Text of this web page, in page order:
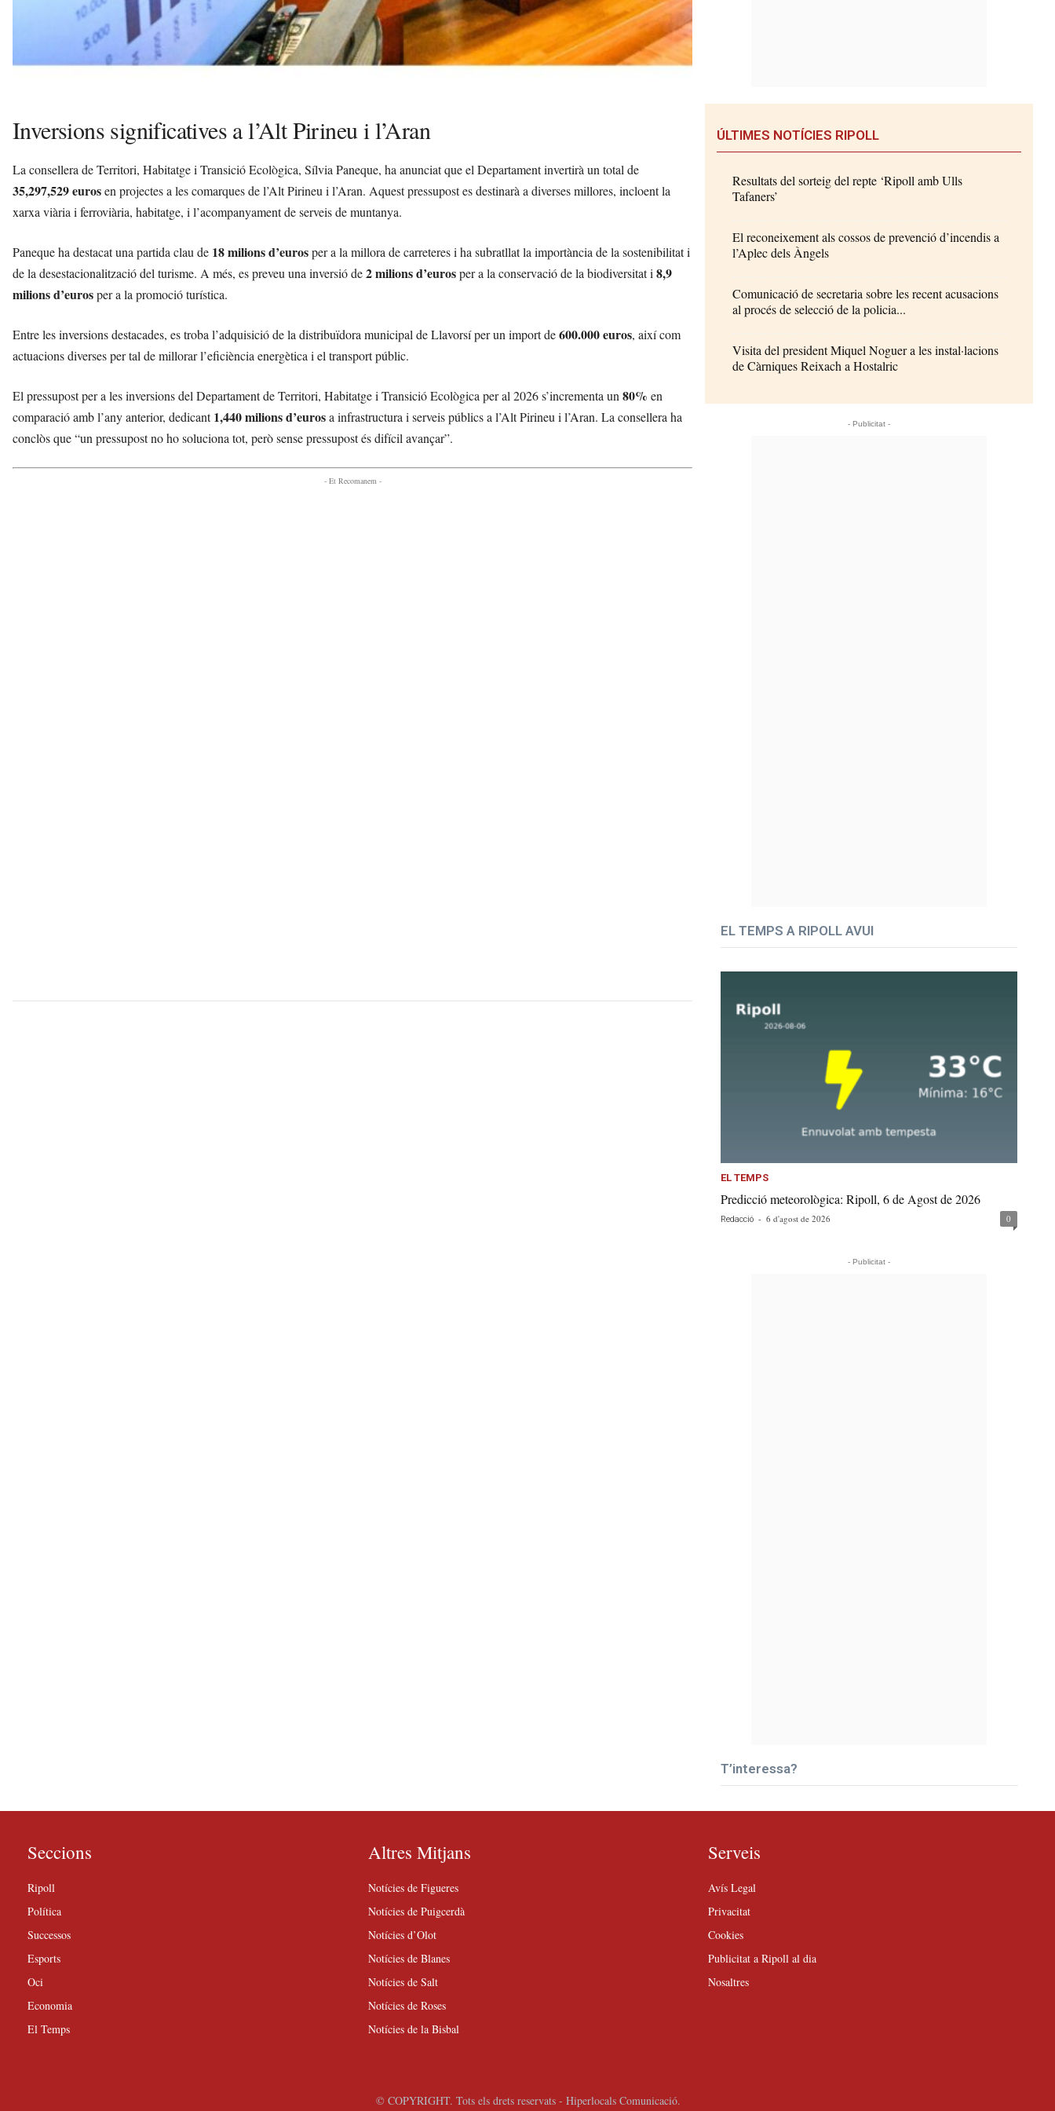
Inversions significatives a l’Alt Pirineu i l’Aran
La consellera de Territori, Habitatge i Transició Ecològica, Sílvia Paneque, ha anunciat que el Departament invertirà un total de
35,297,529 eurosen projectes a les comarques de l’Alt Pirineu i l’Aran. Aquest pressupost es destinarà a diverses millores, incloent la
xarxa viària i ferroviària, habitatge, i l’acompanyament de serveis de muntanya.
Paneque ha destacat una partida clau de 18 milions d’eurosper a la millora de carreteres i ha subratllat la importància de la sostenibilitat i
de la desestacionalització del turisme. A més, es preveu una inversió de2 milions d’eurosper a la conservació de la biodiversitat i 8,9
milions d’eurosper a la promoció turística.
Entre les inversions destacades, es troba l’adquisició de la distribuïdora municipal de Llavorsí per un import de600.000 euros, així com
actuacions diverses per tal de millorar l’eficiència energètica i el transport públic.
El pressupost per a les inversions del Departament de Territori, Habitatge i Transició Ecològica per al 2026 s’incrementa un 80% en
comparació amb l’any anterior, dedicant1,440 milions d’eurosa infrastructura i serveis públics a l’Alt Pirineu i l’Aran. La consellera ha
conclòs que “un pressupost no ho soluciona tot, però sense pressupost és difícil avançar”.
- Et Recomanem -
ÚLTIMES NOTÍCIES RIPOLL
Resultats del sorteig del repte ‘Ripoll amb Ulls
Tafaners’
El reconeixement als cossos de prevenció d’incendis a
l’Aplec dels Àngels
Comunicació de secretaria sobre les recent acusacions
al procés de selecció de la policia...
Visita del president Miquel Noguer a les instal·lacions
de Càrniques Reixach a Hostalric
- Publicitat -
EL TEMPS A RIPOLL AVUI
EL TEMPS
Predicció meteorològica: Ripoll, 6 de Agost de 2026
Redacció - 6 d'agost de 2026 0
- Publicitat -
T’interessa?
Seccions
Ripoll
Política
Successos
Esports
Oci
Economia
El Temps
Altres Mitjans
Notícies de Figueres
Notícies de Puigcerdà
Notícies d’Olot
Notícies de Blanes
Notícies de Salt
Notícies de Roses
Notícies de la Bisbal
Serveis
Avís Legal
Privacitat
Cookies
Publicitat a Ripoll al dia
Nosaltres
© COPYRIGHT. Tots els drets reservats - Hiperlocals Comunicació.